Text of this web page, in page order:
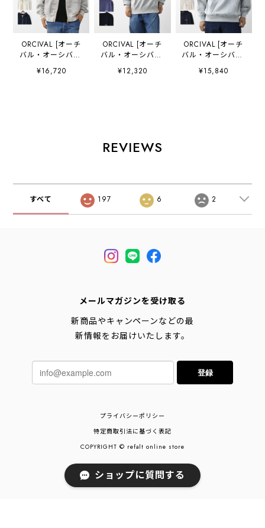
ORCIVAL [オーチ
バル・オーシバル]
M French Terry
Zip Hoodie [OR-
¥16,720
ORCIVAL [オーチ
バル・オーシバル]
M BOAT NECK
PULLOVER [OR-
ー・ヴィンテージ
ライク・MEN'S
¥12,320
ORCIVAL [オーチ
バル・オーシバル]
M Light French
Terry Hoody [OR-
¥15,840
REVIEWS
すべて 197 6 2
メールマガジンを受け取る
新商品やキャンペーンなどの最
新情報をお届けいたします。
登録
プライバシーポリシー
特定商取引法に基づく表記
COPYRIGHT © refalt online store
ショップに質問する